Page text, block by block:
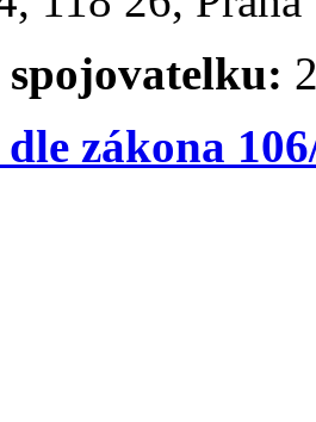
spojovatelku:
zákona